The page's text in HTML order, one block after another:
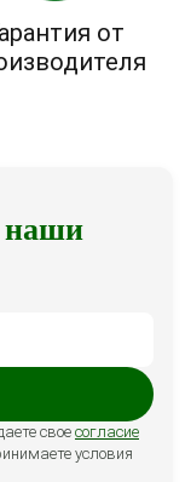
от
наши
свое согласие
условия